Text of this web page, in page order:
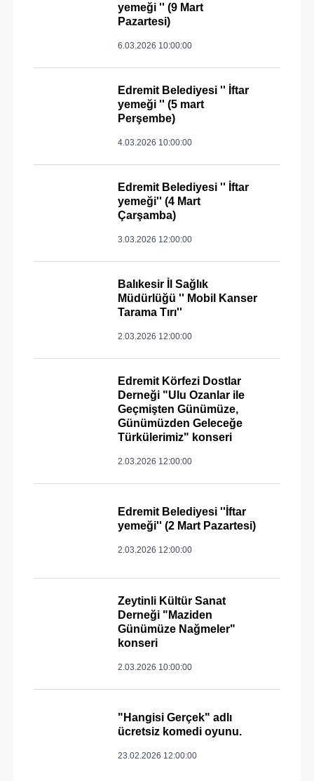
yemeği '' (9 Mart
Pazartesi)
6.03.2026 10:00:00
Edremit Belediyesi '' İftar
yemeği '' (5 mart
Perşembe)
4.03.2026 10:00:00
Edremit Belediyesi '' İftar
yemeği'' (4 Mart
Çarşamba)
3.03.2026 12:00:00
Balıkesir İl Sağlık
Müdürlüğü '' Mobil Kanser
Tarama Tırı''
2.03.2026 12:00:00
Edremit Körfezi Dostlar
Derneği "Ulu Ozanlar ile
Geçmişten Günümüze,
Günümüzden Geleceğe
Türkülerimiz" konseri
2.03.2026 12:00:00
Edremit Belediyesi ''İftar
yemeği'' (2 Mart Pazartesi)
2.03.2026 12:00:00
Zeytinli Kültür Sanat
Derneği "Maziden
Günümüze Nağmeler"
konseri
2.03.2026 10:00:00
"Hangisi Gerçek" adlı
ücretsiz komedi oyunu.
23.02.2026 12:00:00